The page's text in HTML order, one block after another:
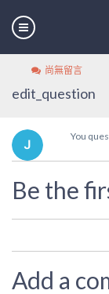
尚無留言
edit_question
You
Be the
Add a